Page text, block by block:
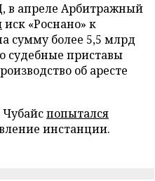
в апреле Арбитражный
иск «Роснано» к
сумму более 5,5 млрд
судебные приставы
об аресте
попытался
инстанции.